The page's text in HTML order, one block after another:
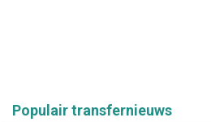
Populair transfernieuws